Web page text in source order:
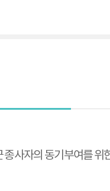
종사자의 동기부여를 위